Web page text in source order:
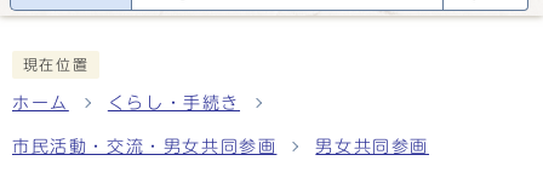
現在位置
ホーム くらし・手続き
市民活動・交流・男女共同参画 男女共同参画